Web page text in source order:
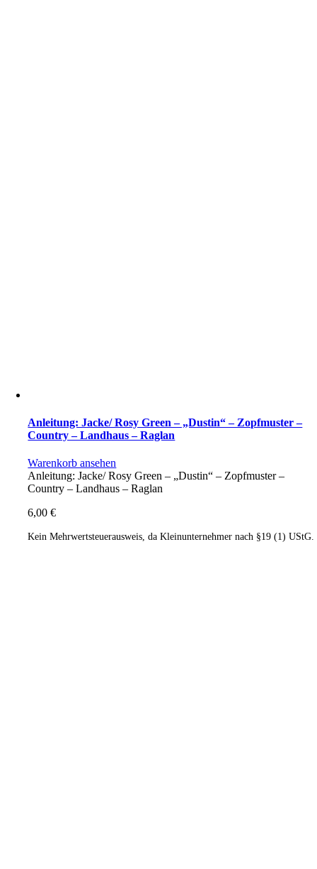
Anleitung: Jacke/ Rosy Green – „Dustin“ – Zopfmuster –
Country – Landhaus – Raglan
Warenkorb ansehen
Anleitung: Jacke/ Rosy Green – „Dustin“ – Zopfmuster –
Country – Landhaus – Raglan
6,00€
Kein Mehrwertsteuerausweis, da Kleinunternehmer nach §19 (1) UStG.